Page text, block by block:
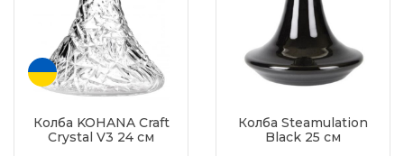
Колба KOHANA Craft
Crystal V3 24 см
Колба Steamulation
Black 25 см